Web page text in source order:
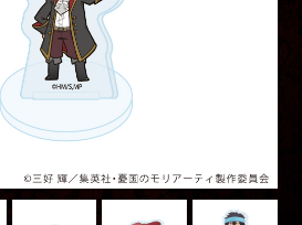
Movies
Special